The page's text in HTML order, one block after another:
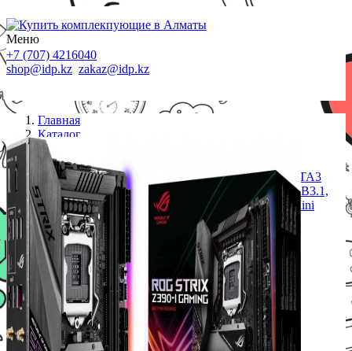
Меню
+7 (707) 4216040
shop@idp.kz zakaz@idp.kz
Главная
Каталог
LGA1151
Материнская плата ASUS ROG STRIX Z390-I
GAMING Socket 1151, 2xDDR4 (4500 OC), 4xSATA3
Raid, 2xM.2, 1xPCIe3.0x16, 1xHDMI, 1xDP, 5xUSB3.1,
2xUSB2.0, 1xRG45, WiFi модуль, AURA RGB, Mini
ITX